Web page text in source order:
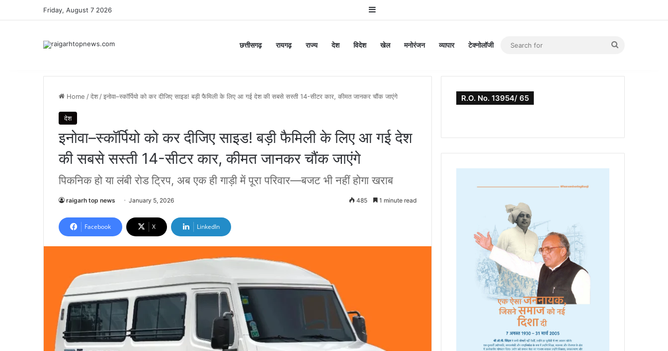
Friday, August 7 2026 Sidebar
छत्तीसगढ़ रायगढ़ राज्य देश विदेश खेल मनोरंजन व्यापार टेक्नोलॉजी
Home /देश /इनोवा–स्कॉर्पियो को कर दीजिए साइड! बड़ी फैमिली के लिए आ गई देश की सबसे सस्ती 14-सीटर कार, कीमत जानकर चौंक जाएंगे
देश
इनोवा–स्कॉर्पियो को कर दीजिए साइड! बड़ी फैमिली के लिए आ गई देश
की सबसे सस्ती 14-सीटर कार, कीमत जानकर चौंक जाएंगे
पिकनिक हो या लंबी रोड ट्रिप, अब एक ही गाड़ी में पूरा परिवार—बजट भी नहीं होगा खराब
raigarh top news January 5, 2026 485 1 minute read
Facebook X LinkedIn
R.O. No. 13954/ 65